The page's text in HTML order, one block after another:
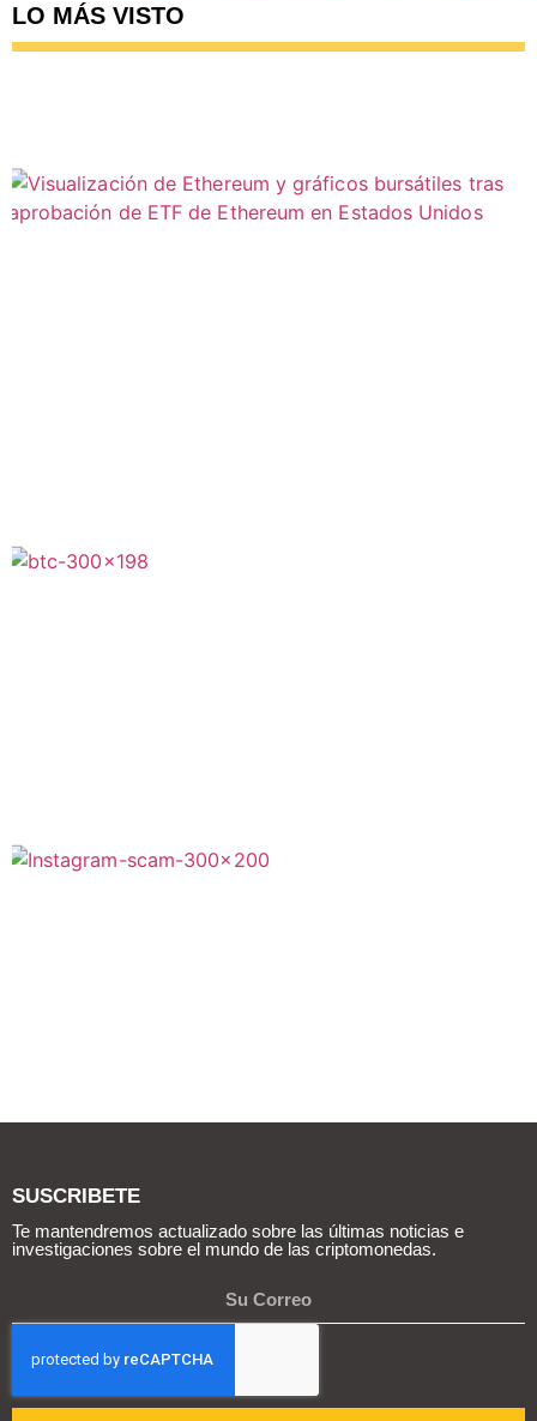
LO MÁS VISTO
SUSCRIBETE
Te mantendremos actualizado sobre las últimas noticias e
investigaciones sobre el mundo de las criptomonedas.